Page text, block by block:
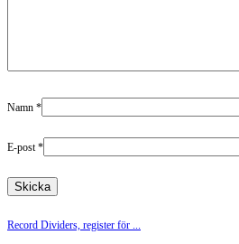
Namn *
E-post *
Record Dividers, register för ...